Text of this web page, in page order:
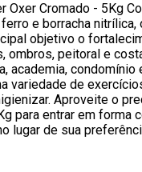
Oxer Cromado - 5Kg
e borracha nitrílica,
objetivo o
ombros, peitoral e
academia, condomínio
variedade de
Aproveite o
para entrar em forma
lugar de sua